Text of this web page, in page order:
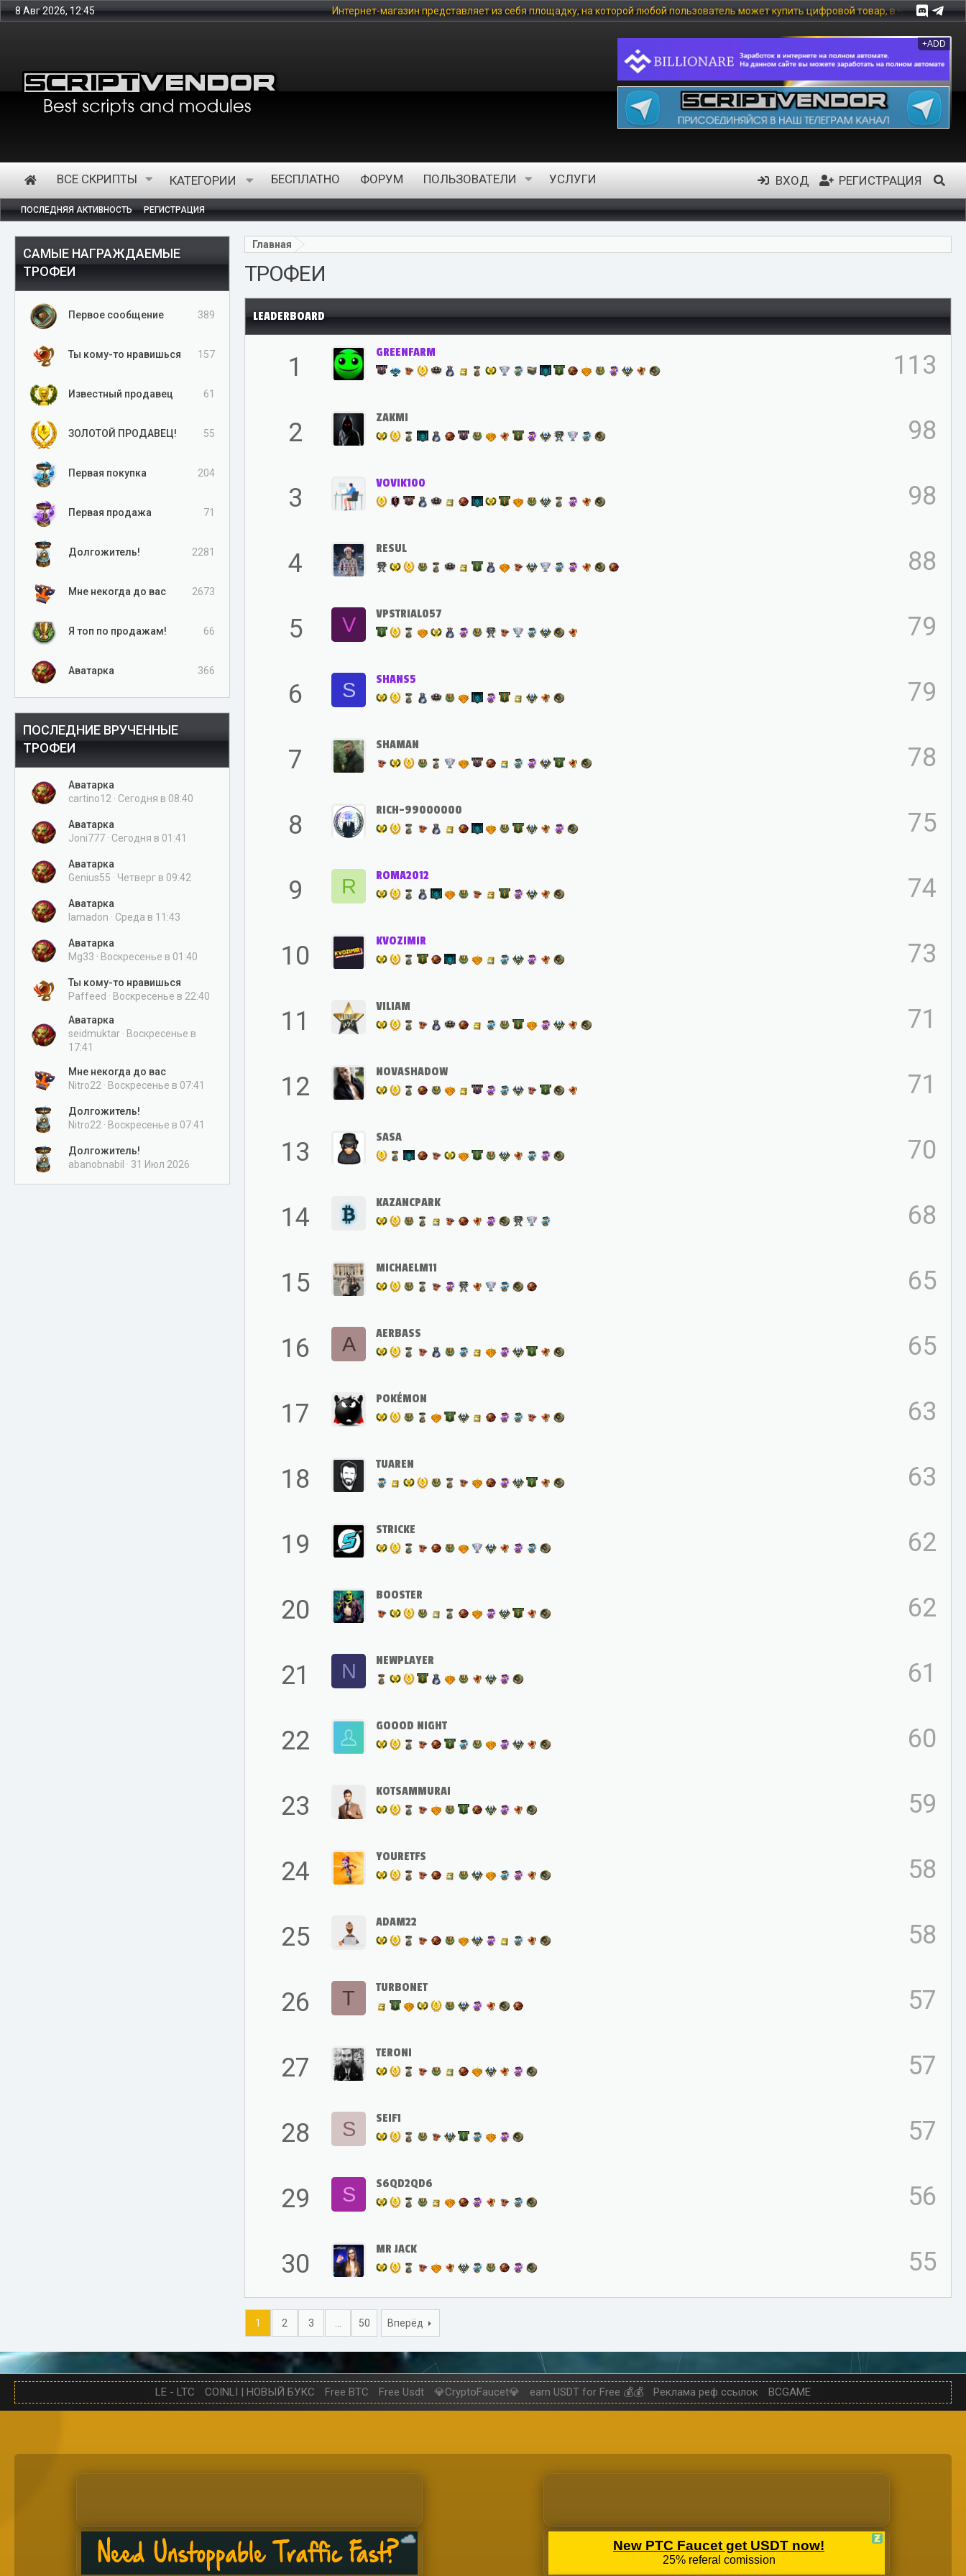
8 Авг 2026, 12:45 Интернет-магазин представляет из себя площадку, на которой любой пользователь может купить цифровой товар, в частности: скрипты, модули, шаблоны,
+ADD
ВСЕ СКРИПТЫ КАТЕГОРИИ БЕСПЛАТНО ФОРУМ ПОЛЬЗОВАТЕЛИ УСЛУГИ ВХОД РЕГИСТРАЦИЯ
ПОСЛЕДНЯЯ АКТИВНОСТЬ РЕГИСТРАЦИЯ
САМЫЕ НАГРАЖДАЕМЫЕ
ТРОФЕИ
389
Первое сообщение
157
Ты кому-то нравишься
61
Известный продавец
55
ЗОЛОТОЙ ПРОДАВЕЦ!
204
Первая покупка
71
Первая продажа
2281
Долгожитель!
2673
Мне некогда до вас
66
Я топ по продажам!
366
Аватарка
ПОСЛЕДНИЕ ВРУЧЕННЫЕ
ТРОФЕИ
Аватарка
cartino12
Сегодня в 08:40
Аватарка
Joni777
Сегодня в 01:41
Аватарка
Genius55
Четверг в 09:42
Аватарка
lamadon
Среда в 11:43
Аватарка
Mg33
Воскресенье в 01:40
Ты кому-то нравишься
Paffeed
Воскресенье в 22:40
Аватарка
seidmuktar
Воскресенье в
17:41
Мне некогда до вас
Nitro22
Воскресенье в 07:41
Долгожитель!
Nitro22
Воскресенье в 07:41
Долгожитель!
abanobnabil
31 Июл 2026
Главная
ТРОФЕИ
LEADERBOARD
1 113
GREENFARM
2 98
ZAKMI
3 98
VOVIK100
4 88
RESUL
5 V 79
VPSTRIAL057
6 S 79
SHANS5
7 78
SHAMAN
8 75
RICH-99000000
9 R 74
ROMA2012
10 73
KVOZIMIR
11 71
VILIAM
12 71
NOVASHADOW
13 70
SASA
14 68
KAZANCPARK
15 65
MICHAELM11
16 A 65
AERBASS
17 63
POKÉMON
18 63
TUAREN
19 62
STRICKE
20 62
BOOSTER
21 N 61
NEWPLAYER
22 60
GOOOD NIGHT
23 59
KOTSAMMURAI
24 58
YOURETFS
25 58
ADAM22
26 T 57
TURBONET
27 57
TERONI
28 S 57
SEIF1
29 S 56
S6QD2QD6
30 55
MR JACK
1 2 3 50 Вперёд
LE - LTC COINLI | НОВЫЙ БУКС Free BTC Free Usdt 💎CryptoFaucet💎 earn USDT for Free 💰💰 Реклама реф ссылок BCGAME